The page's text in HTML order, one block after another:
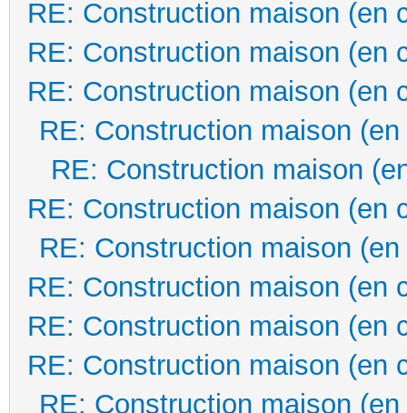
RE: Construction maison (en
RE: Construction maison (en
RE: Construction maison (en
RE: Construction maison
RE: Construction maison
RE: Construction maison (en
RE: Construction maison
RE: Construction maison (en
RE: Construction maison (en
RE: Construction maison (en
RE: Construction maison